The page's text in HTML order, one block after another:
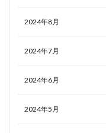
2024年8月
2024年7月
2024年6月
2024年5月